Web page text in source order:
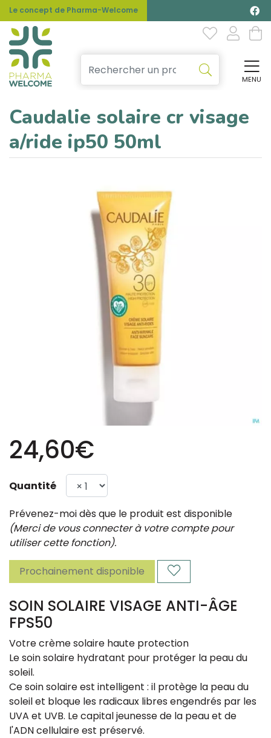
Le concept de Pharma-Welcome
MENU
Caudalie solaire cr visage
a/ride ip50 50ml
24,60€
Quantité
Prévenez-moi dès que le produit est disponible
(Merci de vous connecter à votre compte pour
utiliser cette fonction).
Prochainement disponible
SOIN SOLAIRE VISAGE ANTI-ÂGE
FPS50
Votre crème solaire haute protection
Le soin solaire hydratant pour protéger la peau du
soleil.
Ce soin solaire est intelligent : il protège la peau du
soleil et bloque les radicaux libres engendrés par les
UVA et UVB. Le capital jeunesse de la peau et de
l'ADN cellulaire est préservé.